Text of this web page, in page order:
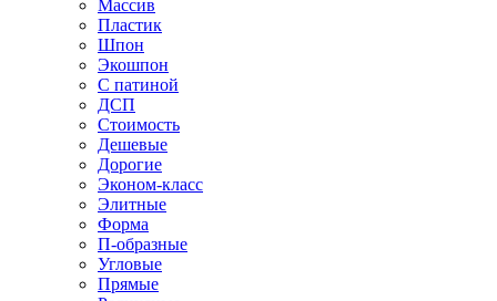
Массив
Пластик
Шпон
Экошпон
С патиной
ДСП
Стоимость
Дешевые
Дорогие
Эконом-класс
Элитные
Форма
П-образные
Угловые
Прямые